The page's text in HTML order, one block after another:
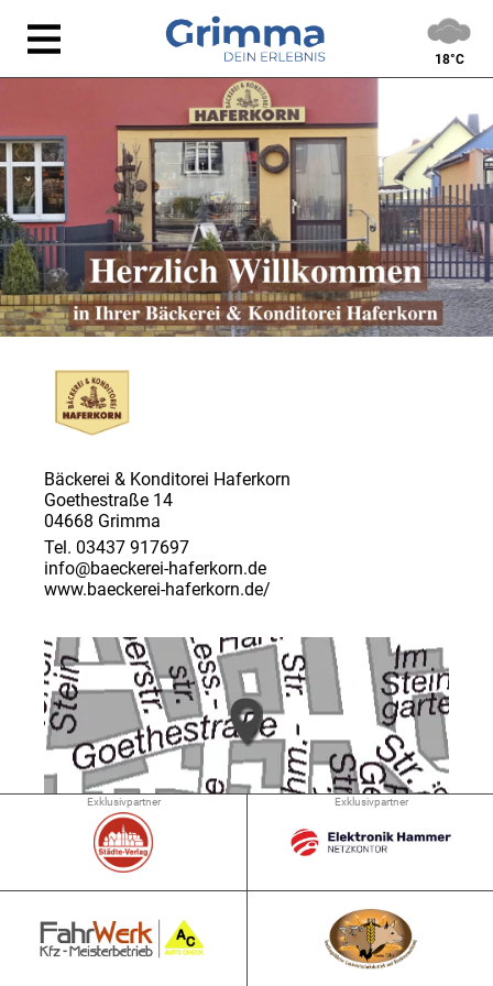
18°C
Bäckerei & Konditorei Haferkorn
Goethestraße 14
04668 Grimma
Tel. 03437 917697
info@baeckerei-haferkorn.de
www.baeckerei-haferkorn.de/
➜ 0.9 km
Exklusivpartner Exklusivpartner